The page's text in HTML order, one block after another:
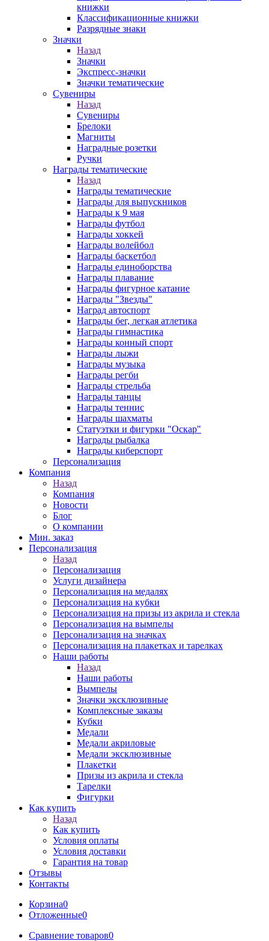
книжки
Классификационные книжки
Разрядные знаки
Значки
Назад
Значки
Экспресс-значки
Значки тематические
Сувениры
Назад
Сувениры
Брелоки
Магниты
Наградные розетки
Ручки
Награды тематические
Назад
Награды тематические
Награды для выпускников
Награды к 9 мая
Награды футбол
Награды хоккей
Награды волейбол
Награды баскетбол
Награды единоборства
Награды плавание
Награды фигурное катание
Награды "Звезды"
Наград автоспорт
Награды бег, легкая атлетика
Награды гимнастика
Награды конный спорт
Награды лыжи
Награды музыка
Награды регби
Награды стрельба
Награды танцы
Награды теннис
Награды шахматы
Статуэтки и фигурки "Оскар"
Награды рыбалка
Награды киберспорт
Персонализация
Компания
Назад
Компания
Новости
Блог
О компании
Мин. заказ
Персонализация
Назад
Персонализация
Услуги дизайнера
Персонализация на медалях
Персонализация на кубки
Персонализация на призы из акрила и стекла
Персонализация на вымпелы
Персонализация на значках
Персонализация на плакетках и тарелках
Наши работы
Назад
Наши работы
Вымпелы
Значки эксклюзивные
Комплексные заказы
Кубки
Медали
Медали акриловые
Медали эксклюзивные
Плакетки
Призы из акрила и стекла
Тарелки
Фигурки
Как купить
Назад
Как купить
Условия оплаты
Условия доставки
Гарантия на товар
Отзывы
Контакты
Корзина0
Отложенные0
Сравнение товаров0